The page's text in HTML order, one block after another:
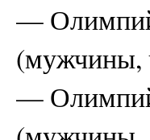
—
(мужчины,
—